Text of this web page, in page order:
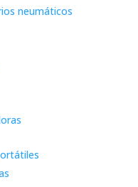
neumáticos